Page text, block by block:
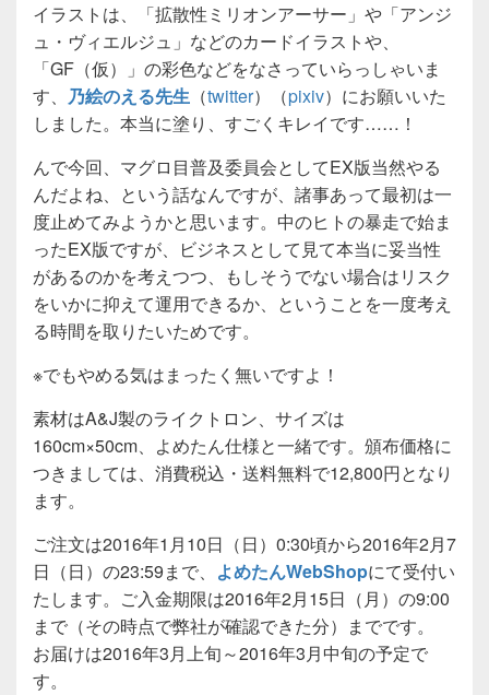
イラストは、「拡散性ミリオンアーサー」や「アンジ
ュ・ヴィエルジュ」などのカードイラストや、
「GF（仮）」の彩色などをなさっていらっしゃいま
す、 乃絵のえる先生 （twitter）（pixiv）にお願いいた
しました。本当に塗り、すごくキレイです……！
んで今回、マグロ目普及委員会としてEX版当然やる
んだよね、という話なんですが、諸事あって最初は一
度止めてみようかと思います。中のヒトの暴走で始ま
ったEX版ですが、ビジネスとして見て本当に妥当性
があるのかを考えつつ、もしそうでない場合はリスク
をいかに抑えて運用できるか、ということを一度考え
る時間を取りたいためです。
※でもやめる気はまったく無いですよ！
素材はA&J製のライクトロン、サイズは
160cm×50cm、よめたん仕様と一緒です。頒布価格に
つきましては、消費税込・送料無料で12,800円となり
ます。
ご注文は2016年1月10日（日）0:30頃から2016年2月7
日（日）の23:59まで、 よめたんWebShopにて受付い
たします。ご入金期限は2016年2月15日（月）の9:00
まで（その時点で弊社が確認できた分）までです。
お届けは2016年3月上旬～2016年3月中旬の予定で
す。